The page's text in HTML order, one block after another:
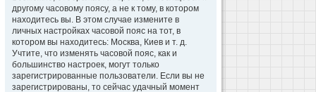
другому часовому поясу, а не к тому, в котором
находитесь вы. В этом случае измените в
личных настройках часовой пояс на тот, в
котором вы находитесь: Москва, Киев и т. д.
Учтите, что изменять часовой пояс, как и
большинство настроек, могут только
зарегистрированные пользователи. Если вы не
зарегистрированы, то сейчас удачный момент